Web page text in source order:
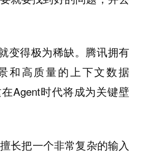
变得极为稀缺。腾讯拥有
和高质量的上下文数据
在Agent时代将成为关键壁
长把一个非常复杂的输入